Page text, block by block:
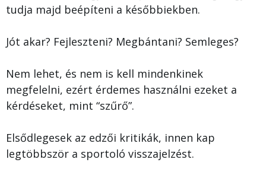
tudja majd beépíteni a későbbiekben.
Jót akar? Fejleszteni? Megbántani? Semleges?
Nem lehet, és nem is kell mindenkinek
megfelelni, ezért érdemes használni ezeket a
kérdéseket, mint “szűrő”.
Elsődlegesek az edzői kritikák, innen kap
legtöbbször a sportoló visszajelzést.